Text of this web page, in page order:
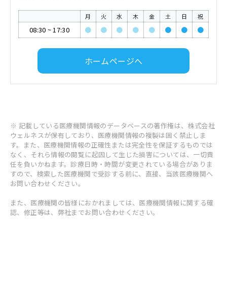
月 火 水 木 金 土 日 祝
08:30 ~17:30 ● ● ● ● ● ● ● ●
ホームページへ
※ 記載している医療機関情報のデータベースの著作権は、株式会社
ウェルネスが保有しており、医療機関情報の複製は固く禁止しま
す。また、医療機関情報の正確性または完全性を保証するものでは
なく、それら情報の閲覧に起因して生じた損害については、一切責
任を負いかねます。診療日時・時間が変更されている場合がありま
すので、検索した医療機関で受診する前に、直接、当該医療機関へ
お問い合わせください。
また、医療機関の皆様におかれましては、医療機関情報に関する確
認、修正等は、弊社までお問い合わせください。